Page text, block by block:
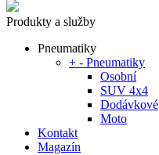
Produkty a služby
Pneumatiky
+ - Pneumatiky
Osobní
SUV 4x4
Dodávkové
Moto
Kontakt
Magazín